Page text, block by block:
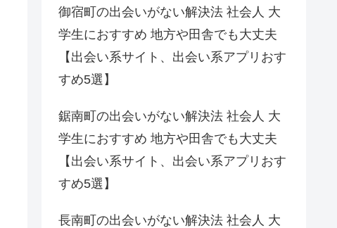
御宿町の出会いがない解決法 社会人 大
学生におすすめ 地方や田舎でも大丈夫
【出会い系サイト、出会い系アプリおす
すめ5選】
鋸南町の出会いがない解決法 社会人 大
学生におすすめ 地方や田舎でも大丈夫
【出会い系サイト、出会い系アプリおす
すめ5選】
長南町の出会いがない解決法 社会人 大